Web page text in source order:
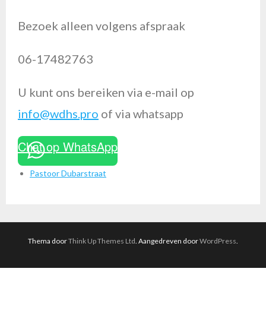
Bezoek alleen volgens afspraak
06-17482763
U kunt ons bereiken via e-mail op
info@wdhs.pro of via whatsapp
Chat op WhatsApp
Pastoor Dubarstraat
Thema doorThink Up Themes Ltd. Aangedreven doorWordPress.